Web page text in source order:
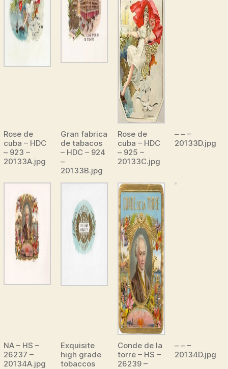
Rose de
cuba – HDC
– 923 –
20133A.jpg
Gran fabrica
de tabacos
– HDC – 924
–
20133B.jpg
Rose de
cuba – HDC
– 925 –
20133C.jpg
– – –
20133D.jpg
NA – HS –
26237 –
20134A.jpg
Exquisite
high grade
tobaccos
Conde de la
torre – HS –
26239 –
– – –
20134D.jpg